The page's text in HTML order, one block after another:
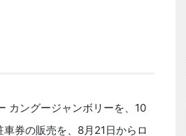
カングージャンボリーを、10
券の販売を、8月21日からロ